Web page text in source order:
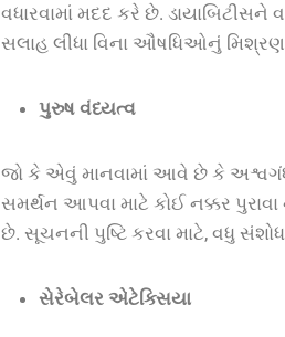
વધારવામાં મદદ કરે છે. ડાયાબિટીસને
સલાહ લીધા વિના ઔષધિઓનું મિશ્રણ
પુરુષ વંધ્યત્વ
જો કે એવું માનવામાં આવે છે કે
સમર્થન આપવા માટે કોઈ નક્કર
છે. સૂચનની પુષ્ટિ કરવા માટે, વધુ
સેરેબેલર એટેક્સિયા